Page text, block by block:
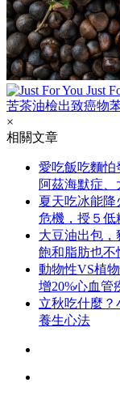
Just
苦茶油檢出致癌物
×
相關文章
愛吃飯吃麵怕
阿茲海默症、
夏天吃冰能
危機，授５低
大豆油出包，
飽和脂肪也不
動物性VS植
增20%心血管
立秋吃什麼？
養生心法